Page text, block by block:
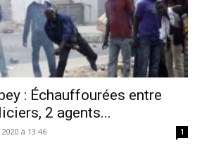
: Échauffourées entre
2 agents...
à 13:46 1